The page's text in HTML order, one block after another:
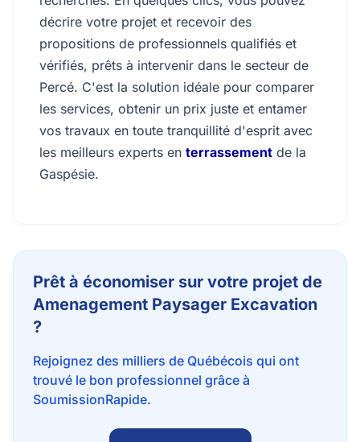
décrire votre projet et recevoir des
propositions de professionnels qualifiés et
vérifiés, prêts à intervenir dans le secteur de
Percé. C'est la solution idéale pour comparer
les services, obtenir un prix juste et entamer
vos travaux en toute tranquillité d'esprit avec
les meilleurs experts en terrassement de la
Gaspésie.
Prêt à économiser sur votre projet de
Amenagement Paysager Excavation
?
Rejoignez des milliers de Québécois qui ont
trouvé le bon professionnel grâce à
SoumissionRapide.